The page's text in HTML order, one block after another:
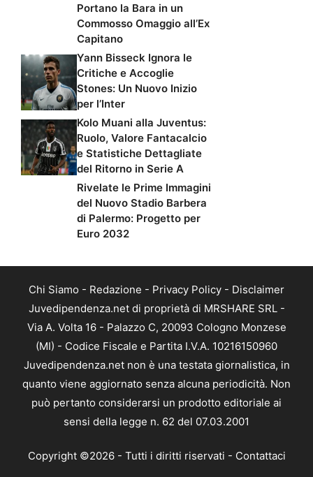
Portano la Bara in un
Commosso Omaggio all’Ex
Capitano
Yann Bisseck Ignora le
Critiche e Accoglie
Stones: Un Nuovo Inizio
per l’Inter
Kolo Muani alla Juventus:
Ruolo, Valore Fantacalcio
e Statistiche Dettagliate
del Ritorno in Serie A
Rivelate le Prime Immagini
del Nuovo Stadio Barbera
di Palermo: Progetto per
Euro 2032
Chi Siamo - Redazione - Privacy Policy - Disclaimer
Juvedipendenza.net di proprietà di MRSHARE SRL -
Via A. Volta 16 - Palazzo C, 20093 Cologno Monzese
(MI) - Codice Fiscale e Partita I.V.A. 10216150960
Juvedipendenza.net non è una testata giornalistica, in
quanto viene aggiornato senza alcuna periodicità. Non
può pertanto considerarsi un prodotto editoriale ai
sensi della legge n. 62 del 07.03.2001
Copyright ©2026 - Tutti i diritti riservati - Contattaci